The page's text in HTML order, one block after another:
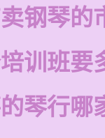
钢琴的
训班要
琴行哪